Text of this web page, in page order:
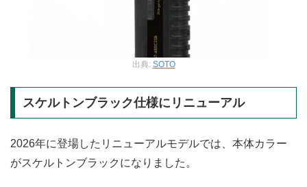
出典: SOTO
スケルトンブラック仕様にリニューアル
2026年に登場したリニューアルモデルでは、本体カラー
がスケルトンブラックになりました。